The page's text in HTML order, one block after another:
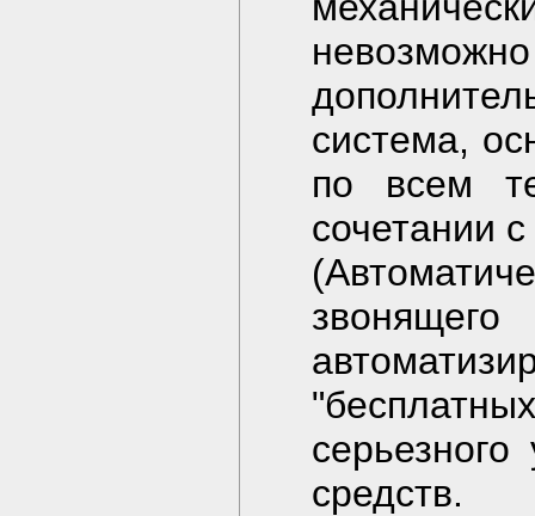
система,
по всем
сочетании
средств.